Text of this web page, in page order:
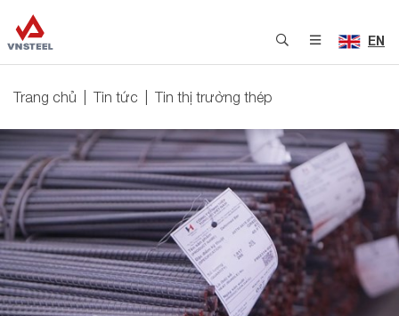
EN
Trang chủ Tin tức Tin thị trường thép